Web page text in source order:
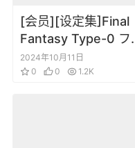
[会员][设定集]Final
Fantasy Type-0 フ
ァイナルファンタジ
ー零式 公式設定資料
2024年10月11日
0
0 1.2K